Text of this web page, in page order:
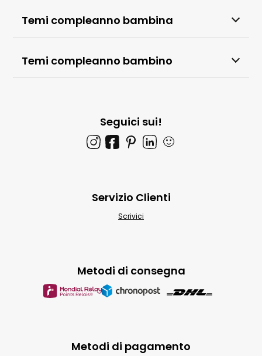
Temi compleanno bambina
Temi compleanno bambino
Seguici sui!
🙂
Metodi di pagamento
Metodi di consegna
Servizio Clienti
Scrivici